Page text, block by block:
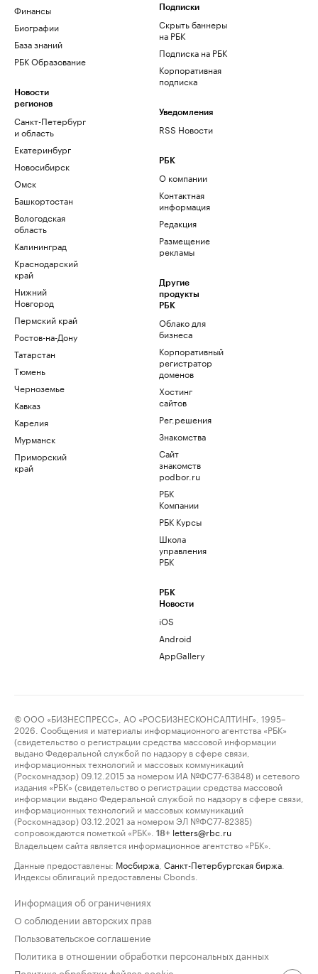
Финансы
Биографии
База знаний
РБК Образование
Новости
регионов
Санкт-Петербург
и область
Екатеринбург
Новосибирск
Омск
Башкортостан
Вологодская
область
Калининград
Краснодарский
край
Нижний
Новгород
Пермский край
Ростов-на-Дону
Татарстан
Тюмень
Черноземье
Кавказ
Карелия
Мурманск
Приморский
край
Подписки
Скрыть баннеры
на РБК
Подписка на РБК
Корпоративная
подписка
Уведомления
RSS Новости
РБК
О компании
Контактная
информация
Редакция
Размещение
рекламы
Другие
продукты
РБК
Облако для
бизнеса
Корпоративный
регистратор
доменов
Хостинг
сайтов
Рег.решения
Знакомства
Сайт
знакомств
podbor.ru
РБК
Компании
РБК Курсы
Школа
управления
РБК
РБК
Новости
iOS
Android
AppGallery
© ООО «БИЗНЕСПРЕСС», АО «РОСБИЗНЕСКОНСАЛТИНГ», 1995–
2026. Сообщения и материалы информационного агентства «РБК»
(свидетельство о регистрации средства массовой информации
выдано Федеральной службой по надзору в сфере связи,
информационных технологий и массовых коммуникаций
(Роскомнадзор) 09.12.2015 за номером ИА №ФС77-63848) и сетевого
издания «РБК» (свидетельство о регистрации средства массовой
информации выдано Федеральной службой по надзору в сфере связи,
информационных технологий и массовых коммуникаций
(Роскомнадзор) 03.12.2021 за номером ЭЛ №ФС77-82385)
сопровождаются пометкой «РБК».
18+ letters@rbc.ru
Владельцем сайта является информационное агентство «РБК».
Данные предоставлены: Мосбиржа Санкт-Петербургская биржа
Индексы облигаций предоставлены Cbonds.
Информация об ограничениях
О соблюдении авторских прав
Пользовательское соглашение
Политика в отношении обработки персональных данных